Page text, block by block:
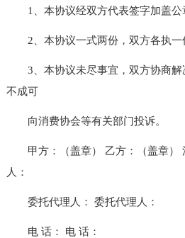
1、本协议经双方代表签字加盖公
2、本协议一式两份，双方各执一
3、本协议未尽事宜，双方协商解
不成可
向消费协会等有关部门投诉。
甲方：（盖章） 乙方：（盖章）
人：
委托代理人： 委托代理人：
电 话： 电 话：